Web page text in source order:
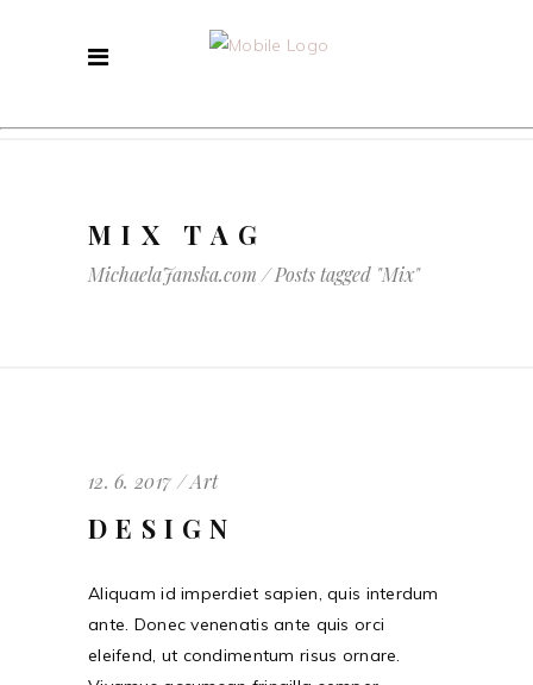
MIX TAG
MichaelaJanska.com/Posts tagged "Mix"
12. 6. 2017 Art
DESIGN
Aliquam id imperdiet sapien, quis interdum
ante. Donec venenatis ante quis orci
eleifend, ut condimentum risus ornare.